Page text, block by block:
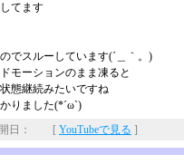
てます
でスルーしています(´＿｀。)
モーションのまま凍ると
態継続みたいですね
りました(*´ω`)
開日： [ YouTubeで見る ]